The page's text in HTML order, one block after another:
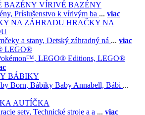
VÍRIVÉ BAZÉNY
Príslušenstvo k vírivým ba ... viac
HRAČKY NA
a stany, Detský záhradný ná ... viac
LEGO®
LEGO® Editions, LEGO®
BÁBIKY
Born, Bábiky Baby Annabell, Bábi ...
AUTÍČKA
sety, Technické stroje a a ... viac